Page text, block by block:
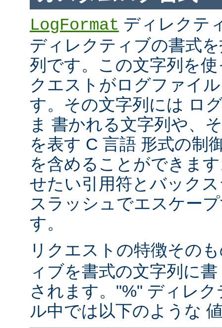
LogFormat ディレクテ
ディレクティブの書式
列です。この文字列を
クエストがログファイ
す。その文字列には ロ
ま 書かれる文字列や、
を表す C 言語 形式の制
を含めることができま
せたい引用符とバック
スラッシュでエスケー
す。
リクエストの特徴その
ィブを書式の文字列に
されます。"%" ディレ
ル中では以下のような